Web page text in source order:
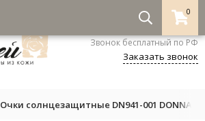
0
8-800-333-5530
Звонок бесплатный по РФ
Заказать звонок
Очки солнцезащитные DN941-001 DONNA